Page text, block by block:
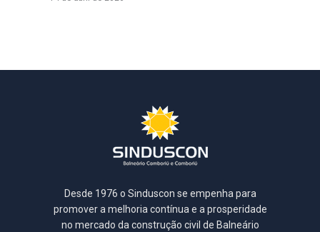
Desde 1976 o Sinduscon se empenha para
promover a melhoria contínua e a prosperidade
no mercado da construção civil de Balneário